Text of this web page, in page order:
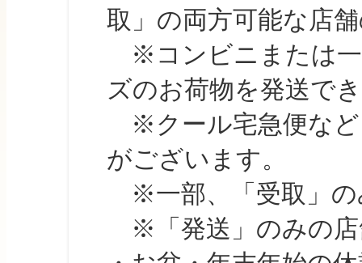
取」の両方可能な店
※コンビニまたは一
ズのお荷物を発送で
※クール宅急便など
がございます。
※一部、「受取」の
※「発送」のみの店